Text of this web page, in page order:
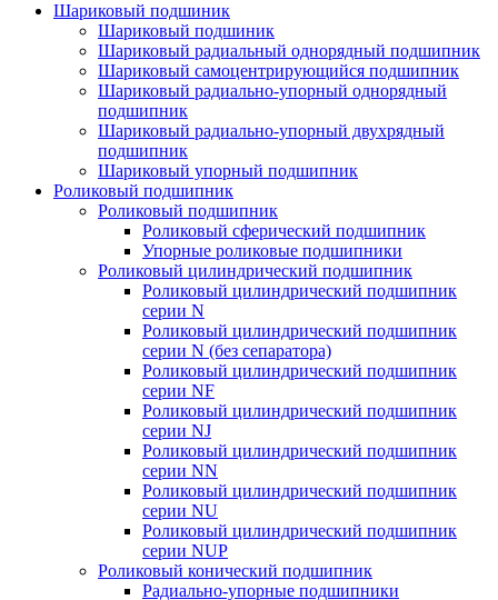
Шариковый подшиник
Шариковый подшиник
Шариковый радиальный однорядный подшипник
Шариковый самоцентрирующийся подшипник
Шариковый радиально-упорный однорядный
подшипник
Шариковый радиально-упорный двухрядный
подшипник
Шариковый упорный подшипник
Роликовый подшипник
Роликовый подшипник
Роликовый сферический подшипник
Упорные роликовые подшипники
Роликовый цилиндрический подшипник
Роликовый цилиндрический подшипник
серии N
Роликовый цилиндрический подшипник
серии N (без сепаратора)
Роликовый цилиндрический подшипник
серии NF
Роликовый цилиндрический подшипник
серии NJ
Роликовый цилиндрический подшипник
серии NN
Роликовый цилиндрический подшипник
серии NU
Роликовый цилиндрический подшипник
серии NUP
Роликовый конический подшипник
Радиально-упорные подшипники